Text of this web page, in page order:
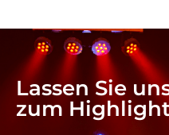
Lassen Sie
zum